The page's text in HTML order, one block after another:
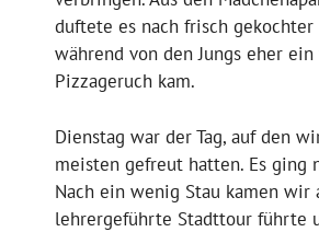
duftete es nach frisch gekochter
während von den Jungs eher
Pizzageruch kam.
Dienstag war der Tag, auf den
meisten gefreut hatten. Es ging
Nach ein wenig Stau kamen wir
lehrergeführte Stadttour führte